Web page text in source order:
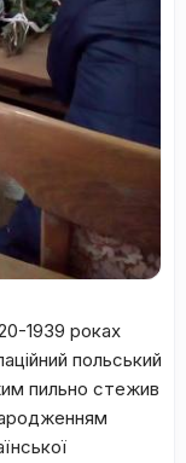
1939 роках
польський
пильно стежив